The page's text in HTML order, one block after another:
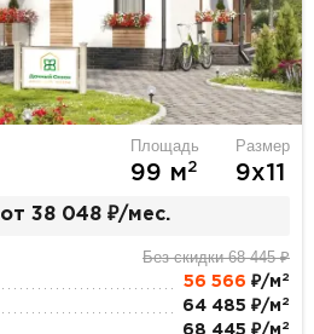
Площадь
99 м2
Размер
9х11
от 38 048 ₽/мес.
Без скидки 68 445 ₽
56 566 ₽/м 2
64 485 ₽/м 2
68 445 ₽/м 2